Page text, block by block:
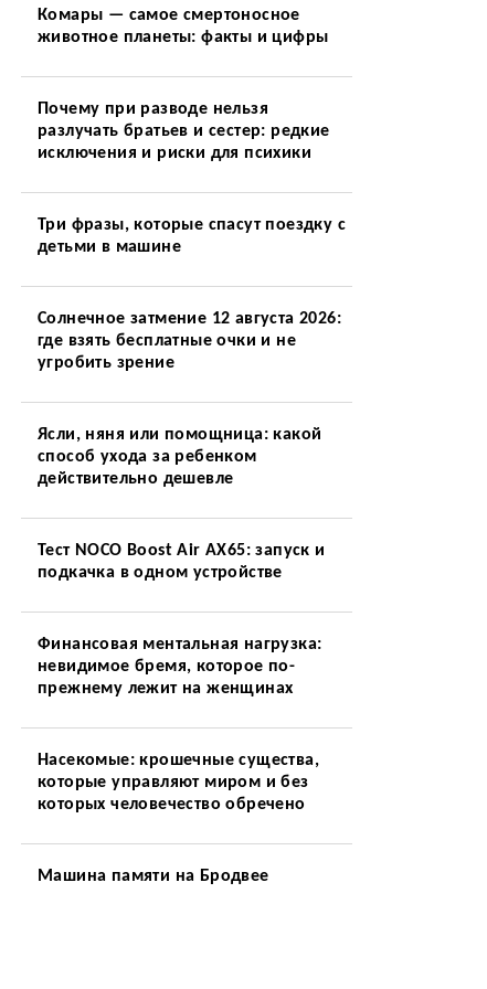
Комары — самое смертоносное
животное планеты: факты и цифры
Почему при разводе нельзя
разлучать братьев и сестер: редкие
исключения и риски для психики
Три фразы, которые спасут поездку с
детьми в машине
Солнечное затмение 12 августа 2026:
где взять бесплатные очки и не
угробить зрение
Ясли, няня или помощница: какой
способ ухода за ребенком
действительно дешевле
Тест NOCO Boost Air AX65: запуск и
подкачка в одном устройстве
Финансовая ментальная нагрузка:
невидимое бремя, которое по-
прежнему лежит на женщинах
Насекомые: крошечные существа,
которые управляют миром и без
которых человечество обречено
Машина памяти на Бродвее